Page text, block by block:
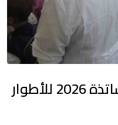
كشف نتائج مسابقة الأساتذة 2026 للأطوار